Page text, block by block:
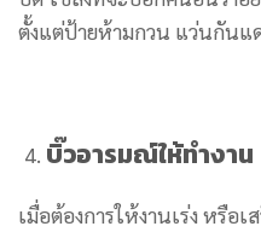
ตั้งแต่ป้ายห้ามกวน แว่นกัน
บิ๊วอารมณ์ให้ทำงาน
เมื่อต้องการให้งานเร่ง หรือเ